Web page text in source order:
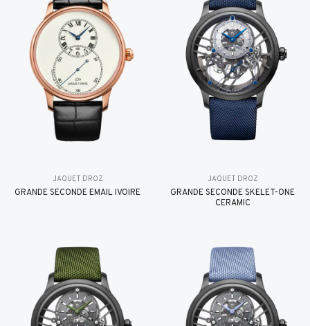
JAQUET DROZ
GRANDE SECONDE EMAIL IVOIRE
JAQUET DROZ
GRANDE SECONDE SKELET-ONE
CERAMIC